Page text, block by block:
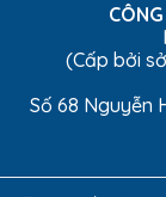
(Cấp bởi
Số 68 Nguyễn